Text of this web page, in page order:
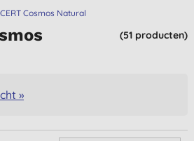
Cosmos Natural
(51 producten)
»